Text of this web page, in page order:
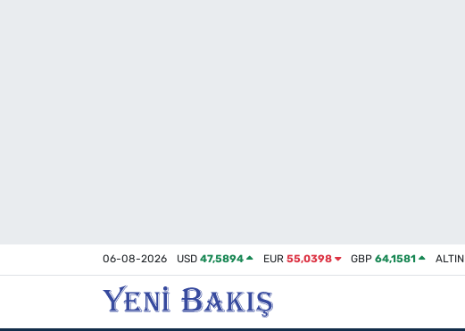
06-08-2026 USD47,5894 EUR 55,0398 GBP64,1581 ALTIN
Asayiş / Polis-Adliye